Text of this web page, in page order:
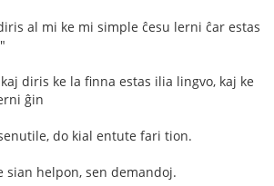
al mi ke mi simple ĉesu lerni ĉar estas
diris ke la finna estas ilia lingvo, kaj ke
ĝin
do kial entute fari tion.
sian helpon, sen demandoj.